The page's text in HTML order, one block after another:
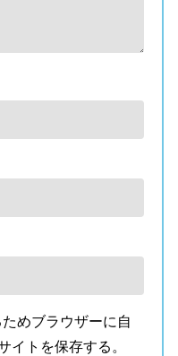
めブラウザーに自
イトを保存する。